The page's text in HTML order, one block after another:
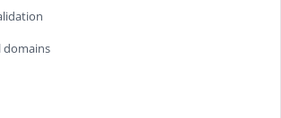
domains